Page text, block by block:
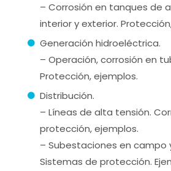
– Corrosión en tanques de
interior y exterior.
Generación hidroeléctrica.
– Operación, corrosión en
Protección, ejemplos.
Distribución.
– Líneas de alta tensión.
protección, ejemplos.
– Subestaciones en campo
Sistemas de protección.